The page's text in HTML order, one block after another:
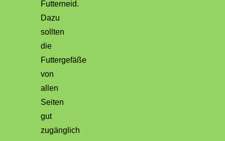
Futterneid.
Dazu
sollten
die
Futtergefäße
von
allen
Seiten
gut
zugänglich